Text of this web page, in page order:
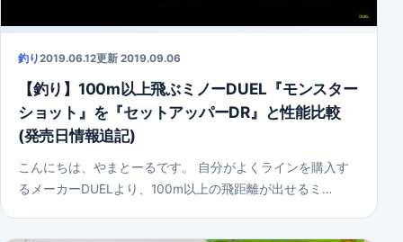
釣り2019.06.12更新 2019.09.06
【釣り】100m以上飛ぶミノーDUEL『モンスター
ショット』を『セットアッパーDR』と性能比較
(発売日情報追記)
こんにちは、やまとーるです。 自分がよくラインを購入す
るメーカーDUELより、100m以上の飛距離が出せるミ…